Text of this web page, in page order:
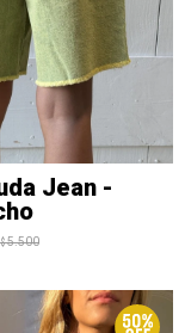
Jean -
$ 5.500